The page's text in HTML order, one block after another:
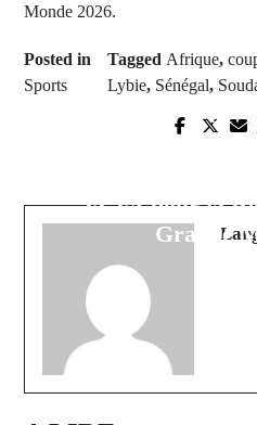
Monde 2026.
Posted in
Sports
Tagged Afrique,
Lybie, Sénégal,
Prev
FCFA pour la
Grande